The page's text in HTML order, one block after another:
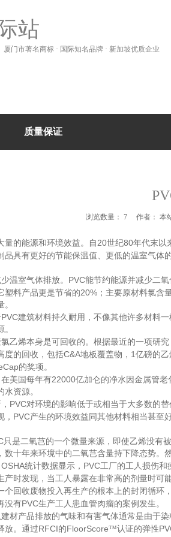
站
厦门市著名商标 · 国际知名品牌 · 新加坡优质企业
质量保证
浏览数量： 7 作者： 本
量的能源和环境效益。自20世纪80年代末以
品具有更好的节能保温值、更低的温室气体
温室气体排放。 PVC能节约能源并减少二
塑料产品更是节省的20% ；主要原材料氯含
PVC建筑材料持久耐用，不像其他许多材料
乙烯本身是可回收的。根据最近的一项研
度的回收，包括C&A地板覆盖物， 1亿磅的
的奖项。
美国每年有22000亿加仑的净水因金属管老
资源。
PVC对环境的影响低于或相当于大多数的
， PVC产生的环境效益同其他材料相当甚至
只是二氧芑的一个微量来源，即使乙烯没有
数十年来环境中的二氧芑含量持下降态势。
OSHA统计数据显示， PVC工厂的工人损伤和
产时发现，当工人暴露在非常高的剂量时可
个回收废物投入再生产的根本上的封闭循环
没有PVC生产工人患血管肉瘤的案例发生。
材产品排放的气味和有害气体通常是由于
放。通过RFCI的FloorScore™认证的弹性